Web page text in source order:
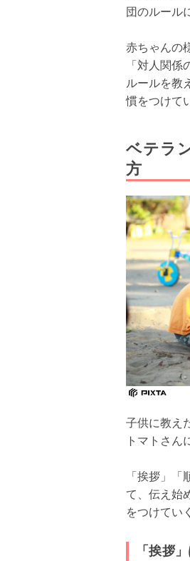
団のルール
赤ちゃんの
「対人関
ルールを教
慣をつけて
ベテラ
方
子供に教え
トマトさん
「挨拶」
て、伝え始
をつけてい
「挨拶